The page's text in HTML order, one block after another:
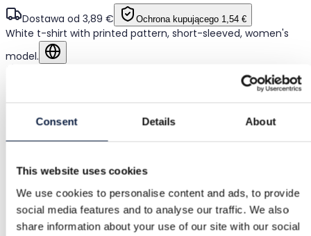
Consent Details About
This website uses cookies
We use cookies to personalise content and ads, to provide
social media features and to analyse our traffic. We also
share information about your use of our site with our social
White t-shirt with printed pattern, short-sleeved, women's
model.
Dostawa od 3,89 € Ochrona kupującego 1,54 €
z opisem